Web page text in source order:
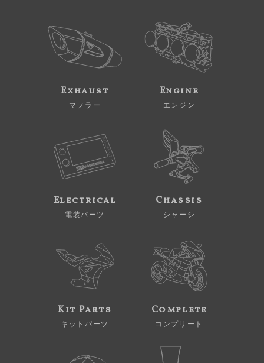
Exhaust
マフラー
Engine
エンジン
Electrical
電装パーツ
Chassis
シャーシ
Kit Parts
キットパーツ
Complete
コンプリート